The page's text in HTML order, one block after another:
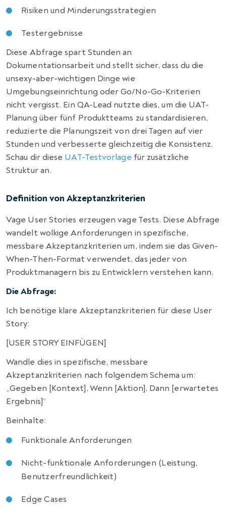
Risiken und Minderungsstrategien
Testergebnisse
Diese Abfrage spart Stunden an
Dokumentationsarbeit und stellt sicher, dass du die
unsexy-aber-wichtigen Dinge wie
Umgebungseinrichtung oder Go/No-Go-Kriterien
nicht vergisst. Ein QA-Lead nutzte dies, um die UAT-
Planung über fünf Produktteams zu standardisieren,
reduzierte die Planungszeit von drei Tagen auf vier
Stunden und verbesserte gleichzeitig die Konsistenz.
Schau dir diese UAT-Testvorlage für zusätzliche
Struktur an.
Definition von Akzeptanzkriterien
Vage User Stories erzeugen vage Tests. Diese Abfrage
wandelt wolkige Anforderungen in spezifische,
messbare Akzeptanzkriterien um, indem sie das Given-
When-Then-Format verwendet, das jeder von
Produktmanagern bis zu Entwicklern verstehen kann.
Die Abfrage:
Ich benötige klare Akzeptanzkriterien für diese User
Story:
[USER STORY EINFÜGEN]
Wandle dies in spezifische, messbare
Akzeptanzkriterien nach folgendem Schema um:
„Gegeben [Kontext], Wenn [Aktion], Dann [erwartetes
Ergebnis]“
Beinhalte:
Funktionale Anforderungen
Nicht-funktionale Anforderungen (Leistung,
Benutzerfreundlichkeit)
Edge Cases